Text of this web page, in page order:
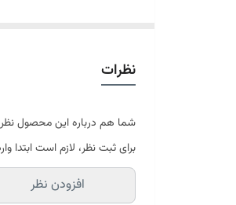
بدون حساسیت و آلرژی
ماندگاری بالا
جلوگیری از بوی نامطبوع
نظرات
شما هم درباره این محصول نظر
برای ثبت نظر، لازم است ابتدا
افزودن نظر